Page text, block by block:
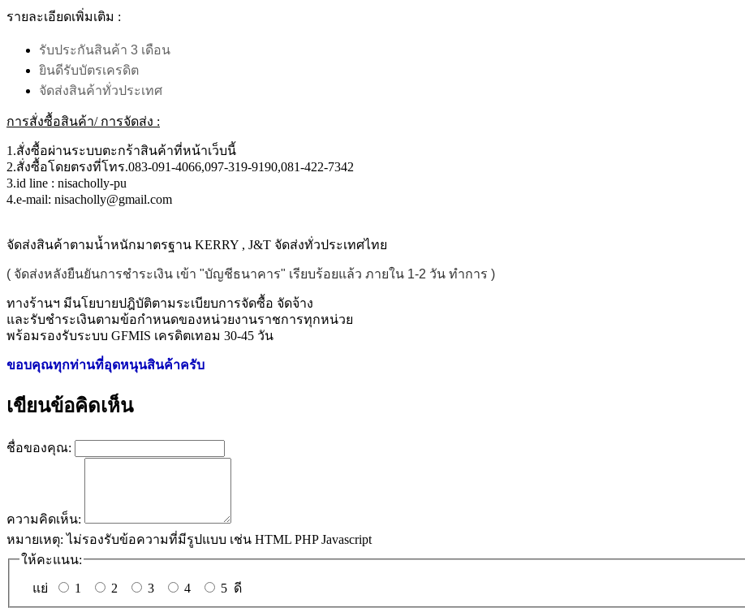
รายละเอียดเพิ่มเติม :
รับประกันสินค้า 3 เดือน
ยินดีรับบัตรเครดิต
จัดส่งสินค้าทั่วประเทศ
การสั่งซื้อสินค้า/ การจัดส่ง :
1.สั่งซื้อผ่านระบบตะกร้าสินค้าที่หน้าเว็บนี้
2.สั่งซื้อโดยตรงที่โทร.083-091-4066,097-319-9190,081-422-7342
3.id line : nisacholly-pu
4.e-mail: nisacholly@gmail.com
จัดส่งสินค้าตามน้ำหนักมาตรฐาน KERRY , J&T จัดส่งทั่วประเทศไทย
( จัดส่งหลังยืนยันการชำระเงิน เข้า "บัญชีธนาคาร" เรียบร้อยแล้ว ภายใน 1-2 วัน ทำการ )
ทางร้านฯ มีนโยบายปฎิบัติตามระเบียบการจัดซื้อ จัดจ้าง
และรับชำระเงินตามข้อกำหนดของหน่วยงานราชการทุกหน่วย
พร้อมรองรับระบบ GFMIS เครดิตเทอม 30-45 วัน
ขอบคุณทุกท่านที่อุดหนุนสินค้าครับ
เขียนข้อคิดเห็น
ชื่อของคุณ:
ความคิดเห็น:
หมายเหตุ: ไม่รองรับข้อความที่มีรูปแบบ เช่น HTML PHP Javascript
ให้คะแนน:
แย่ 1 2 3 4 5 ดี